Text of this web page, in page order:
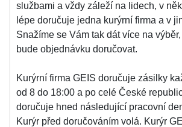
službami a vždy záleží na lidech, v
lépe doručuje jedna kurýrní firma a v
Snažíme se Vám tak dát více na
bude objednávku doručovat.
Kurýrní firma GEIS doručuje zásilky
od 8 do 18:00 a po celé České
doručuje hned následující pracovní
Kurýr před doručováním volá. Kurýr